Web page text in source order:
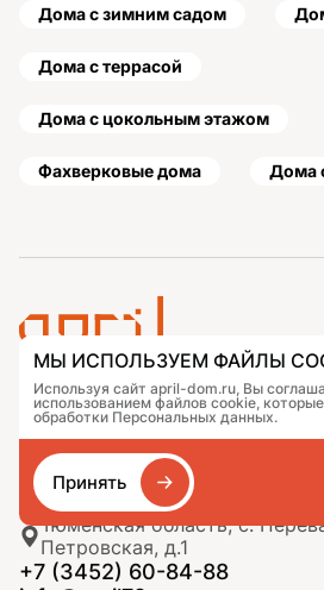
Дома с зимним садом
Дома с террасой
Дома с цокольным этажом
Фахверковые дома Дома
Проекты
Подобрать дом
Портфолио
О компании
Сравнение
Как
Тюменская область, с.
Петровская, д.1
+7 (3452) 60-84-88
МЫ ИСПОЛЬЗУЕМ ФАЙЛЫ
Используя сайт april-dom.ru, Вы
использованием файлов cookie,
обработки Персональных данных.
Принять